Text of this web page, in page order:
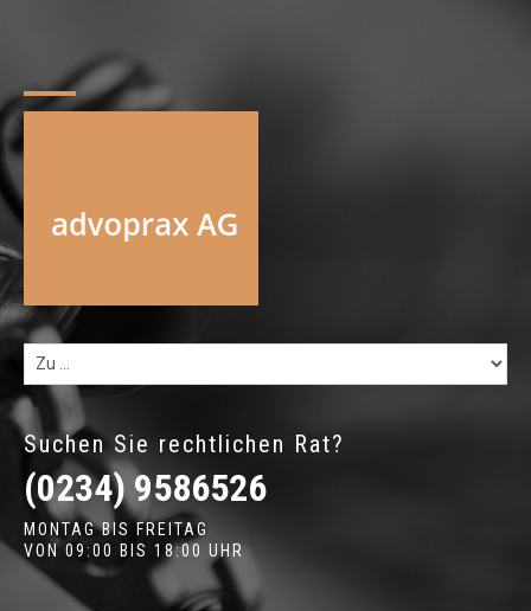
Suchen Sie rechtlichen Rat?
(0234) 9586526
MONTAG BIS FREITAG
VON 09:00 BIS 18:00 UHR